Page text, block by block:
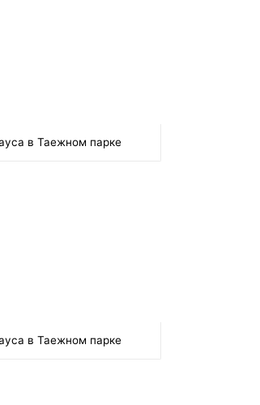
в Таежном парке
в Таежном парке